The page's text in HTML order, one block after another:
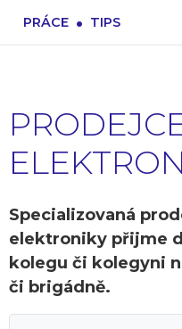
PRÁCE . TIPS
Specializovaná
elektroniky přijme
kolegu či kolegyni
či brigádně.